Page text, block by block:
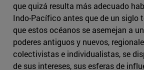
que quizá resulta más adecuado
Indo-Pacífico antes que de un siglo
que estos océanos se asemejan a
poderes antiguos y nuevos,
colectivistas e individualistas, se
de sus intereses, sus esferas de